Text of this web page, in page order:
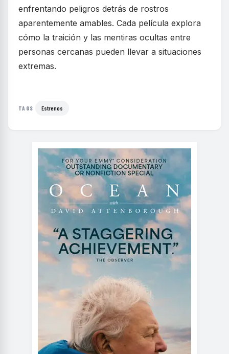
enfrentando peligros detrás de rostros
aparentemente amables. Cada película explora
cómo la traición y las mentiras ocultas entre
personas cercanas pueden llevar a situaciones
extremas.
TAGS Estrenos